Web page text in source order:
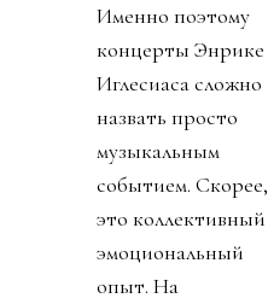
Именно поэтому
концерты Энрике
Иглесиаса сложно
назвать просто
музыкальным
событием. Скорее,
это коллективный
эмоциональный
опыт. На